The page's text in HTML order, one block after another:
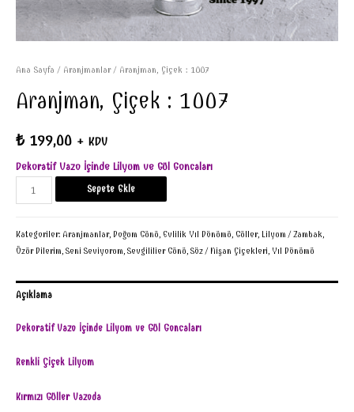
Ana Sayfa / Aranjmanlar/ Aranjman, Çiçek : 1007
Aranjman, Çiçek : 1007
₺199,00 + KDV
Dekoratif Vazo İçinde Lilyum ve Gül Goncaları
Sepete Ekle
Kategoriler: Aranjmanlar, Doğum Günü, Evlilik Yıl Dönümü, Güller, Lilyum / Zambak,
Özür Dilerim, Seni Seviyorum, Sevgililier Günü, Söz / Nişan Çiçekleri, Yıl Dönümü
Açıklama
Dekoratif Vazo İçinde Lilyum ve Gül Goncaları
Renkli Çiçek Lilyum
Kırmızı Güller Vazoda